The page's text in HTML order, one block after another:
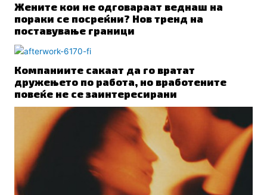
Жените кои не одговараат веднаш на
пораки се посреќни? Нов тренд на
поставување граници
Компаниите сакаат да го вратат
дружењето по работа, но вработените
повеќе не се заинтересирани